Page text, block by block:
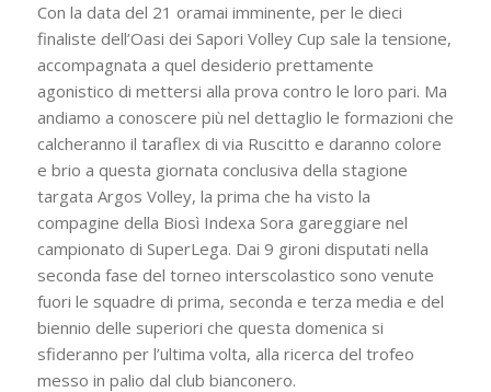
Con la data del 21 oramai imminente, per le dieci
finaliste dell’Oasi dei Sapori Volley Cup sale la tensione,
accompagnata a quel desiderio prettamente
agonistico di mettersi alla prova contro le loro pari. Ma
andiamo a conoscere più nel dettaglio le formazioni che
calcheranno il taraflex di via Ruscitto e daranno colore
e brio a questa giornata conclusiva della stagione
targata Argos Volley, la prima che ha visto la
compagine della Biosì Indexa Sora gareggiare nel
campionato di SuperLega. Dai 9 gironi disputati nella
seconda fase del torneo interscolastico sono venute
fuori le squadre di prima, seconda e terza media e del
biennio delle superiori che questa domenica si
sfideranno per l’ultima volta, alla ricerca del trofeo
messo in palio dal club bianconero.